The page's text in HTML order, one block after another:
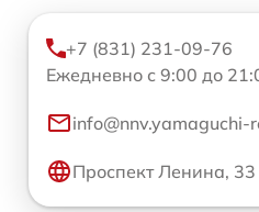
+7 (831) 231-09-76
Ежедневно с 9:00 до
info@nnv.yamaguchi-
Проспект Ленина, 33